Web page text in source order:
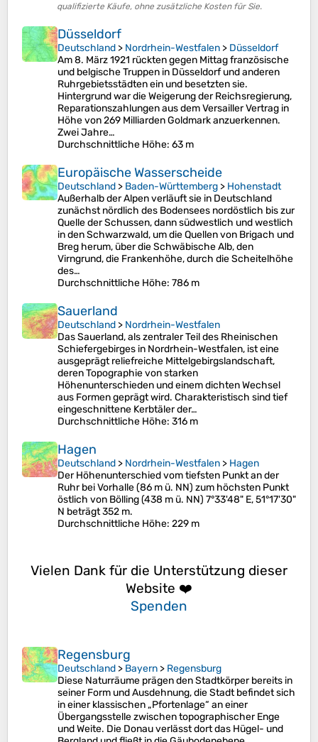
qualifizierte Käufe, ohne zusätzliche Kosten für Sie.
Düsseldorf
Deutschland > Nordrhein-Westfalen > Düsseldorf
Am 8. März 1921 rückten gegen Mittag französische
und belgische Truppen in Düsseldorf und anderen
Ruhrgebietsstädten ein und besetzten sie.
Hintergrund war die Weigerung der Reichsregierung,
Reparationszahlungen aus dem Versailler Vertrag in
Höhe von 269 Milliarden Goldmark anzuerkennen.
Zwei Jahre…
Durchschnittliche Höhe: 63 m
Europäische Wasserscheide
Deutschland > Baden-Württemberg > Hohenstadt
Außerhalb der Alpen verläuft sie in Deutschland
zunächst nördlich des Bodensees nordöstlich bis zur
Quelle der Schussen, dann südwestlich und westlich
in den Schwarzwald, um die Quellen von Brigach und
Breg herum, über die Schwäbische Alb, den
Virngrund, die Frankenhöhe, durch die Scheitelhöhe
des…
Durchschnittliche Höhe: 786 m
Sauerland
Deutschland > Nordrhein-Westfalen
Das Sauerland, als zentraler Teil des Rheinischen
Schiefergebirges in Nordrhein-Westfalen, ist eine
ausgeprägt reliefreiche Mittelgebirgslandschaft,
deren Topographie von starken
Höhenunterschieden und einem dichten Wechsel
aus Formen geprägt wird. Charakteristisch sind tief
eingeschnittene Kerbtäler der…
Durchschnittliche Höhe: 316 m
Hagen
Deutschland > Nordrhein-Westfalen > Hagen
Der Höhenunterschied vom tiefsten Punkt an der
Ruhr bei Vorhalle (86 m ü. NN) zum höchsten Punkt
östlich von Bölling (438 m ü. NN) 7°33'48" E, 51°17'30"
N beträgt 352 m.
Durchschnittliche Höhe: 229 m
Vielen Dank für die Unterstützung dieser
Website ❤️
Spenden
Regensburg
Deutschland > Bayern > Regensburg
Diese Naturräume prägen den Stadtkörper bereits in
seiner Form und Ausdehnung, die Stadt befindet sich
in einer klassischen „Pfortenlage“ an einer
Übergangsstelle zwischen topographischer Enge
und Weite. Die Donau verlässt dort das Hügel- und